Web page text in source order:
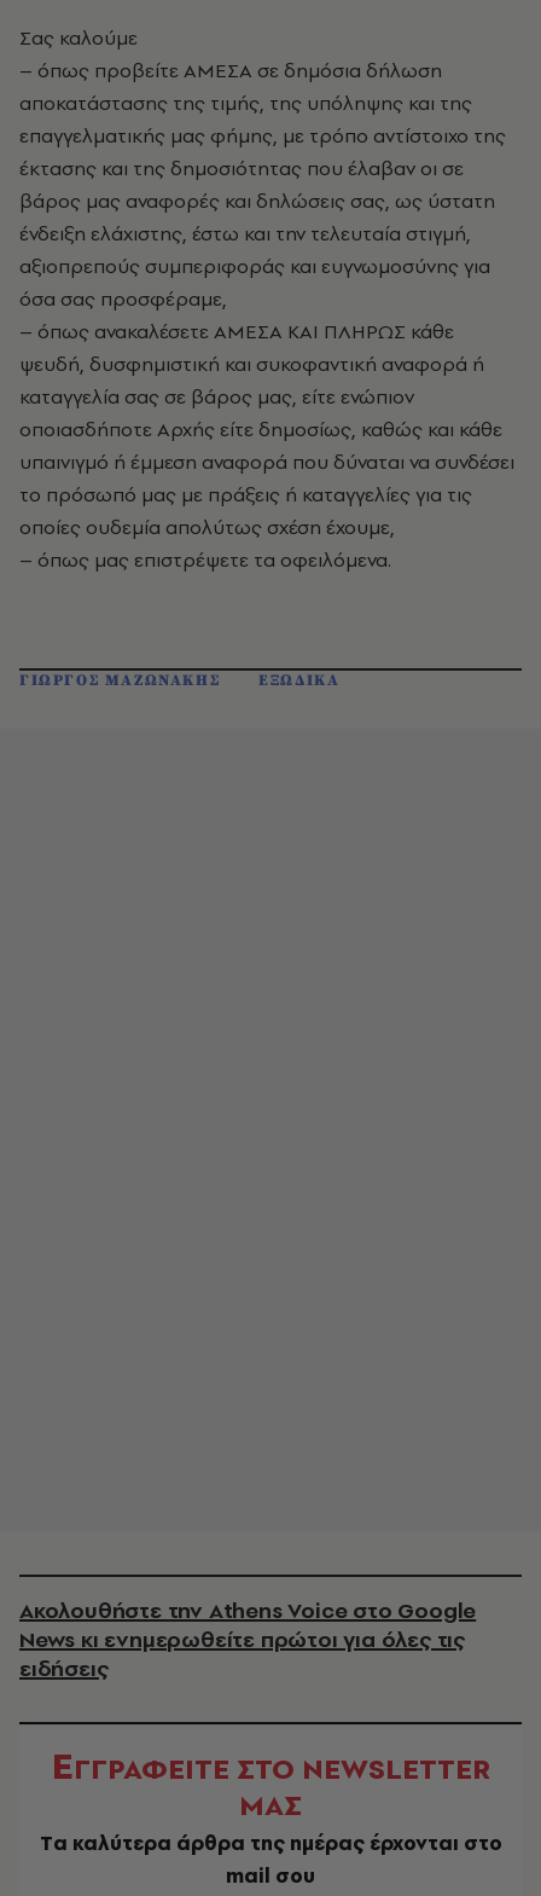
Σας καλούμε
– όπως προβείτε ΑΜΕΣΑ σε δημόσια δήλωση
αποκατάστασης της τιμής, της υπόληψης και της
επαγγελματικής μας φήμης, με τρόπο αντίστοιχο της
έκτασης και της δημοσιότητας που έλαβαν οι σε
βάρος μας αναφορές και δηλώσεις σας, ως ύστατη
ένδειξη ελάχιστης, έστω και την τελευταία στιγμή,
αξιοπρεπούς συμπεριφοράς και ευγνωμοσύνης για
όσα σας προσφέραμε,
– όπως ανακαλέσετε ΑΜΕΣΑ ΚΑΙ ΠΛΗΡΩΣ κάθε
ψευδή, δυσφημιστική και συκοφαντική αναφορά ή
καταγγελία σας σε βάρος μας, είτε ενώπιον
οποιασδήποτε Αρχής είτε δημοσίως, καθώς και κάθε
υπαινιγμό ή έμμεση αναφορά που δύναται να συνδέσει
το πρόσωπό μας με πράξεις ή καταγγελίες για τις
οποίες ουδεμία απολύτως σχέση έχουμε,
– όπως μας επιστρέψετε τα οφειλόμενα.
ΓΙΩΡΓΟΣ ΜΑΖΩΝΑΚΗΣ ΕΞΩΔΙΚΑ
Ακολουθήστε την Athens Voice στο Google
News κι ενημερωθείτε πρώτοι για όλες τις
ειδήσεις
ΕΓΓΡΑΦΕΙΤΕ ΣΤΟ NEWSLETTER
ΜΑΣ
Tα καλύτερα άρθρα της ημέρας έρχονται στο
mail σου